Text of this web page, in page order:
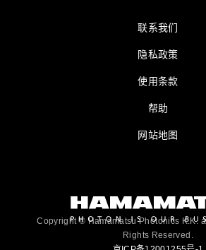
联系我们
隐私政策
使用条款
帮助
网站地图
Copyright © Hamamatsu Photonics K.K.
Rights Reserved.